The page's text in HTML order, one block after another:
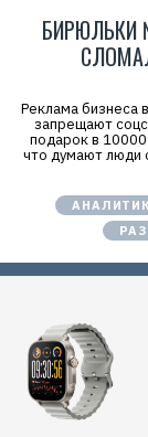
БИРЮЛЬКИ
Реклама бизнеса
запрещают
подарок в
что думают люди